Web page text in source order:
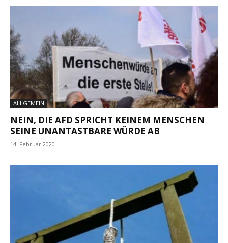
ALLGEMEIN
NEIN, DIE AFD SPRICHT KEINEM MENSCHEN
SEINE UNANTASTBARE WÜRDE AB
14. Februar 2020